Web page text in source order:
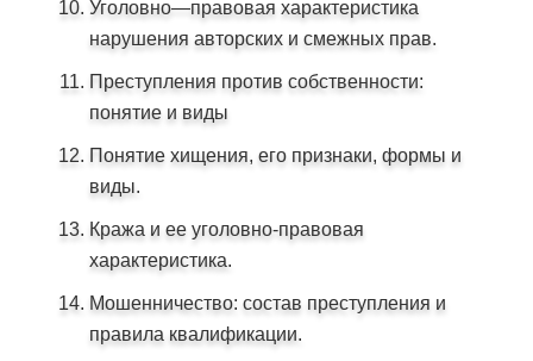
Уголовно—правовая характеристика
нарушения авторских и смежных прав.
Преступления против собственности:
понятие и виды
Понятие хищения, его признаки, формы и
виды.
Кража и ее уголовно-правовая
характеристика.
Мошенничество: состав преступления и
правила квалификации.